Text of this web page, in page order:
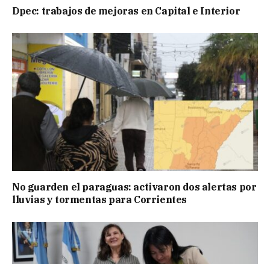
Dpec: trabajos de mejoras en Capital e Interior
No guarden el paraguas: activaron dos alertas por
lluvias y tormentas para Corrientes